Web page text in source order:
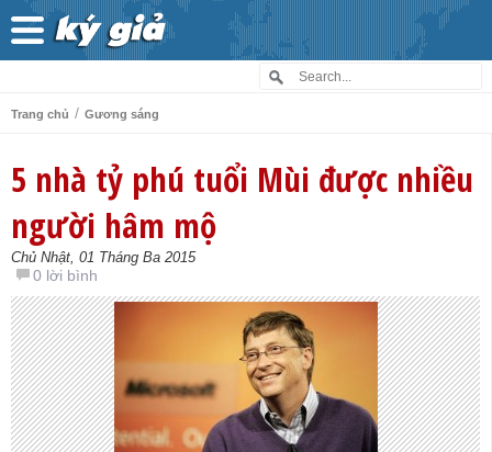
Trang chủ / Gương sáng
5 nhà tỷ phú tuổi Mùi được nhiều
người hâm mộ
Chủ Nhật, 01 Tháng Ba 2015
0 lời bình